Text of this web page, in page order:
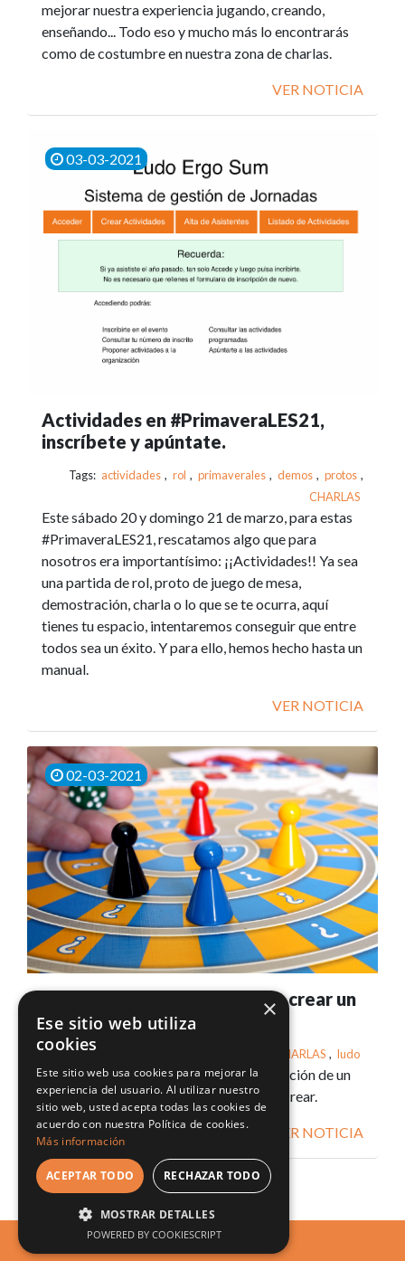
mejorar nuestra experiencia jugando, creando,
enseñando... Todo eso y mucho más lo encontrarás
como de costumbre en nuestra zona de charlas.
VER NOTICIA
03-03-2021
Actividades en #PrimaveraLES21,
inscríbete y apúntate.
Tags: actividades , rol , primaverales , demos , protos ,
CHARLAS
Este sábado 20 y domingo 21 de marzo, para estas
#PrimaveraLES21, rescatamos algo que para
nosotros era importantísimo: ¡¡Actividades!! Ya sea
una partida de rol, proto de juego de mesa,
demostración, charla o lo que se te ocurra, aquí
tienes tu espacio, intentaremos conseguir que entre
todos sea un éxito. Y para ello, hemos hecho hasta un
manual.
VER NOTICIA
02-03-2021
De la cabeza a la mesa: cómo crear un
juego.
CHARLAS , ludo
Conoce qué partes intervienen en la creación de un
juego de mesa. Una mesa redonda para crear.
VER NOTICIA
LUDO ERGO SUM
×
Ese sitio web utiliza
cookies
Este sitio web usa cookies para mejorar la
experiencia del usuario. Al utilizar nuestro
sitio web, usted acepta todas las cookies de
acuerdo con nuestra Política de cookies.
Más información
ACEPTAR TODO RECHAZAR TODO
MOSTRAR DETALLES
POWERED BY COOKIESCRIPT